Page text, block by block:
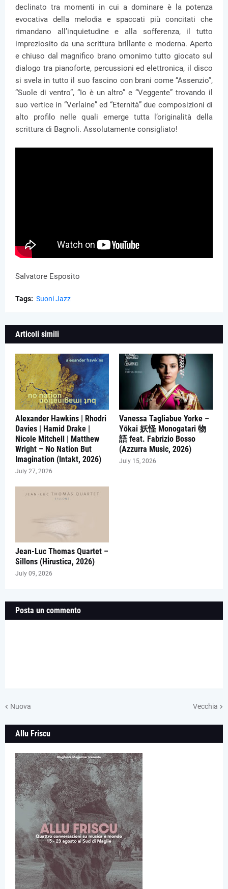
declinato tra momenti in cui a dominare è la potenza
evocativa della melodia e spaccati più concitati che
rimandano all’inquietudine e alla sofferenza, il tutto
impreziosito da una scrittura brillante e moderna. Aperto
e chiuso dal magnifico brano omonimo tutto giocato sul
dialogo tra pianoforte, percussioni ed elettronica, il disco
si svela in tutto il suo fascino con brani come “Assenzio”,
“Suole di ventro”, “Io è un altro” e “Veggente” trovando il
suo vertice in “Verlaine” ed “Eternità” due composizioni di
alto profilo nelle quali emerge tutta l’originalità della
scrittura di Bagnoli. Assolutamente consigliato!
Salvatore Esposito
Tags: Suoni Jazz
Articoli simili
Alexander Hawkins | Rhodri
Davies | Hamid Drake |
Nicole Mitchell | Matthew
Wright – No Nation But
Imagination (Intakt, 2026)
July 27, 2026
Vanessa Tagliabue Yorke –
Yōkai 妖怪 Monogatari 物
語 feat. Fabrizio Bosso
(Azzurra Music, 2026)
July 15, 2026
Jean-Luc Thomas Quartet –
Sillons (Hirustica, 2026)
July 09, 2026
Posta un commento
Nuova Vecchia
Allu Friscu